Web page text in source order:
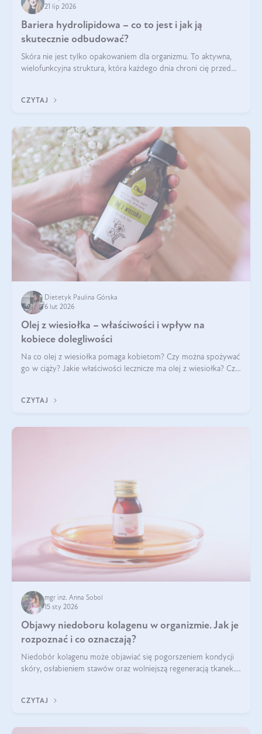
21 lip 2026
Bariera hydrolipidowa – co to jest i jak ją
skutecznie odbudować?
Skóra nie jest tylko opakowaniem dla organizmu. To aktywna,
wielofunkcyjna struktura, która każdego dnia chroni cię przed
bariera hydrolipidowa.
CZYTAJ
Dietetyk Paulina Górska
6 lut 2026
Olej z wiesiołka – właściwości i wpływ na
kobiece dolegliwości
Na co olej z wiesiołka pomaga kobietom? Czy można spożywać
go w ciąży? Jakie właściwości lecznicze ma olej z wiesiołka? Czy
CZYTAJ
mgr inż. Anna Sobol
15 sty 2026
Objawy niedoboru kolagenu w organizmie. Jak je
rozpoznać i co oznaczają?
Niedobór kolagenu może objawiać się pogorszeniem kondycji
skóry, osłabieniem stawów oraz wolniejszą regeneracją tkanek.
osłabienie włosów.
CZYTAJ